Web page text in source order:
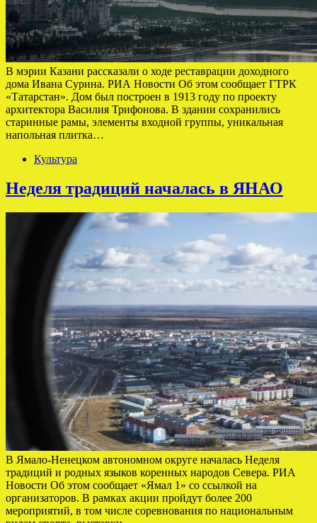
В мэрии Казани рассказали о ходе реставрации доходного
дома Ивана Сурина. РИА Новости Об этом сообщает ГТРК
«Татарстан». Дом был построен в 1913 году по проекту
архитектора Василия Трифонова. В здании сохранились
старинные рамы, элементы входной группы, уникальная
напольная плитка…
Культура
Неделя традиций началась в ЯНАО
В Ямало-Ненецком автономном округе началась Неделя
традиций и родных языков коренных народов Севера. РИА
Новости Об этом сообщает «Ямал 1» со ссылкой на
организаторов. В рамках акции пройдут более 200
мероприятий, в том числе соревнования по национальным